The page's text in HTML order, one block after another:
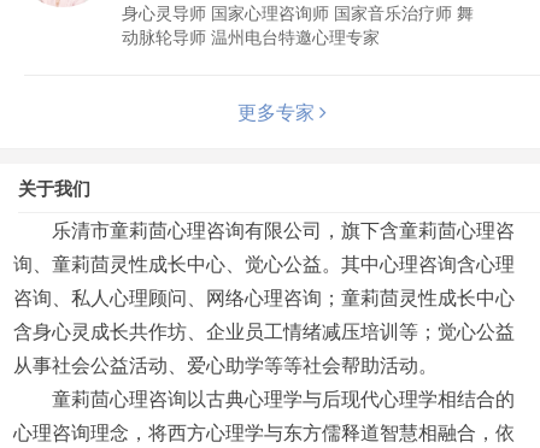
身心灵导师 国家心理咨询师 国家音乐治疗师 舞
动脉轮导师 温州电台特邀心理专家
更多专家
关于我们
乐清市童莉茴心理咨询有限公司，旗下含童莉茴心理咨
询、童莉茴灵性成长中心、觉心公益。其中心理咨询含心理
咨询、私人心理顾问、网络心理咨询；童莉茴灵性成长中心
含身心灵成长共作坊、企业员工情绪减压培训等；觉心公益
从事社会公益活动、爱心助学等等社会帮助活动。
童莉茴心理咨询以古典心理学与后现代心理学相结合的
心理咨询理念，将西方心理学与东方儒释道智慧相融合，依